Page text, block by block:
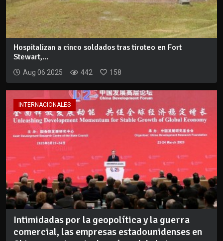
Hospitalizan a cinco soldados tras tiroteo en Fort
Stewart,...
Aug 06 2025 442 158
INTERNACIONALES
Intimidadas por la geopolítica y la guerra
comercial, las empresas estadounidenses en